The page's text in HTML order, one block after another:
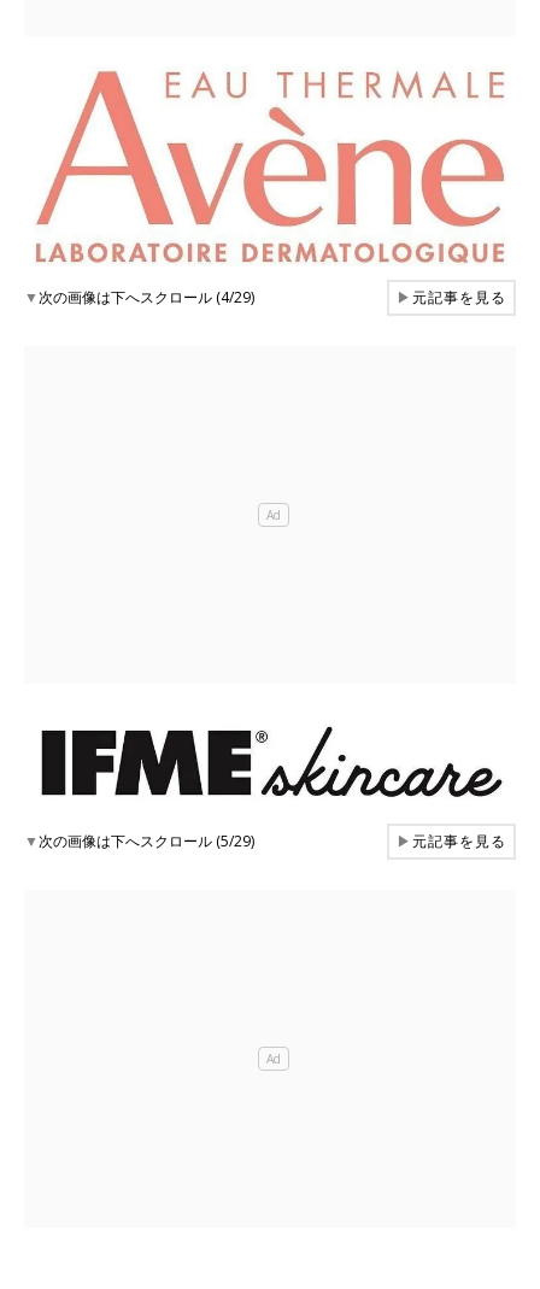
▼次の画像は下へスクロール (4/29) ▶元記事を見る
▼次の画像は下へスクロール (5/29) ▶元記事を見る